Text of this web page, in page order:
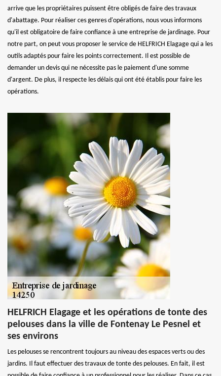
arrive que les propriétaires puissent être obligés de faire des travaux
d'abattage. Pour réaliser ces genres d'opérations, nous vous informons
qu'il est obligatoire de faire confiance à une entreprise de jardinage. Pour
notre part, on peut vous proposer le service de HELFRICH Elagage qui a les
outils adaptés pour faire les points correctement. Il est possible de
demander un devis qui ne nécessite pas le paiement d'une somme
d'argent. De plus, il respecte les délais qui ont été établis pour faire les
opérations.
HELFRICH Elagage et les opérations de tonte des
pelouses dans la ville de Fontenay Le Pesnel et
ses environs
Les pelouses se rencontrent toujours au niveau des espaces verts ou des
jardins. Il faut effectuer des travaux de tonte des pelouses. En fait, il est